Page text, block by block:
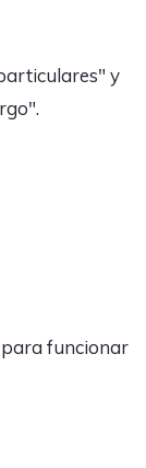
y
para funcionar